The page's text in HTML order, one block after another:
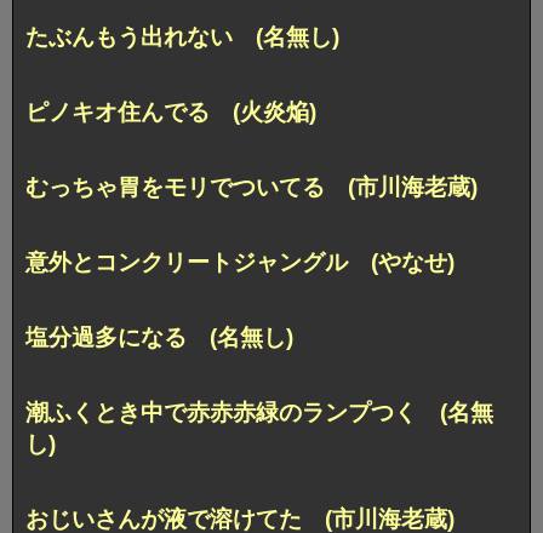
たぶんもう出れない (名無し)
ピノキオ住んでる (火炎焔)
むっちゃ胃をモリでついてる (市川海老蔵)
意外とコンクリートジャングル (やなせ)
塩分過多になる (名無し)
潮ふくとき中で赤赤赤緑のランプつく (名無
し)
おじいさんが液で溶けてた (市川海老蔵)